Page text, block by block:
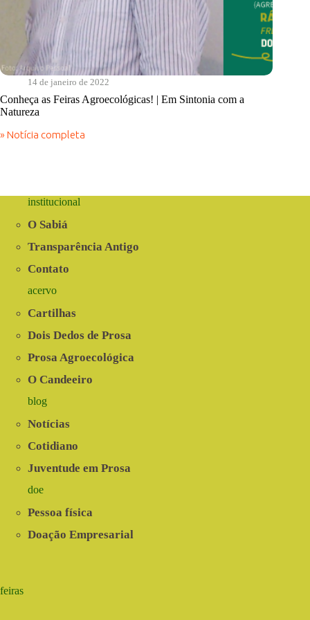
14 de janeiro de 2022
Conheça as Feiras Agroecológicas! | Em Sintonia com a
Natureza
» Notícia completa
Conheça
Em
com
Natureza
institucional
O Sabiá
Transparência Antigo
Contato
acervo
Cartilhas
Dois Dedos de Prosa
Prosa Agroecológica
O Candeeiro
blog
Notícias
Cotidiano
Juventude em Prosa
doe
Pessoa física
Doação Empresarial
feiras